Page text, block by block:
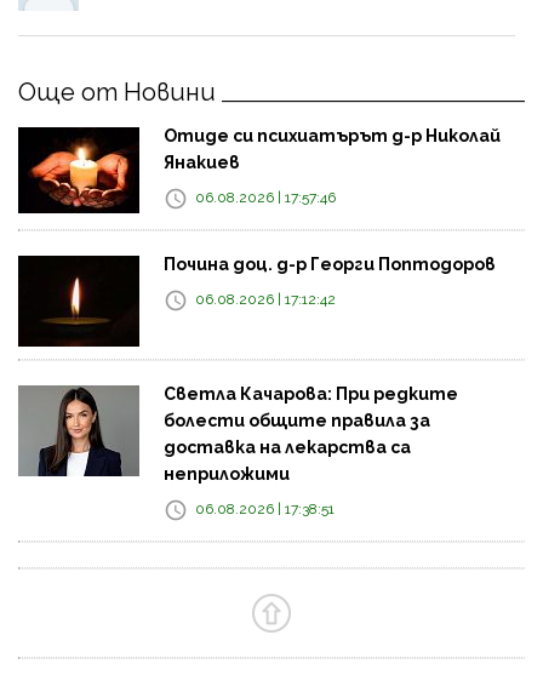
Още от Новини
Отиде си психиатърът д-р Николай
Янакиев
06.08.2026 | 17:57:46
Почина доц. д-р Георги Поптодоров
06.08.2026 | 17:12:42
Светла Качарова: При редките
болести общите правила за
доставка на лекарства са
неприложими
06.08.2026 | 17:38:51